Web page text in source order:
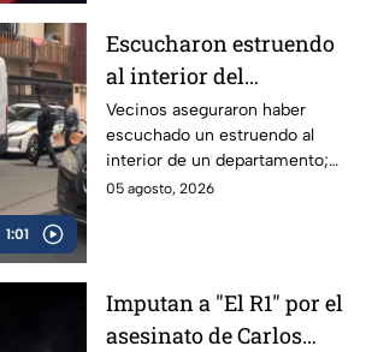
1:01
Escucharon estruendo
al interior del
inmueble: Hallan
muerto a un hombre en
departamento de San
Simón, Benito Juárez
Vecinos aseguraron haber
escuchado un estruendo al
interior de un departamento;
así fue el hallazgo del cuerpo
05 agosto, 2026
Imputan a "El R1" por el
asesinato de Carlos